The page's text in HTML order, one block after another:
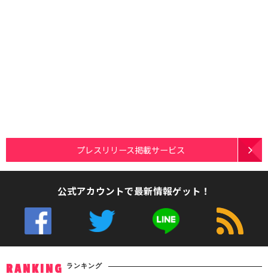
プレスリリース掲載サービス
公式アカウントで最新情報ゲット！
RANKING ランキング